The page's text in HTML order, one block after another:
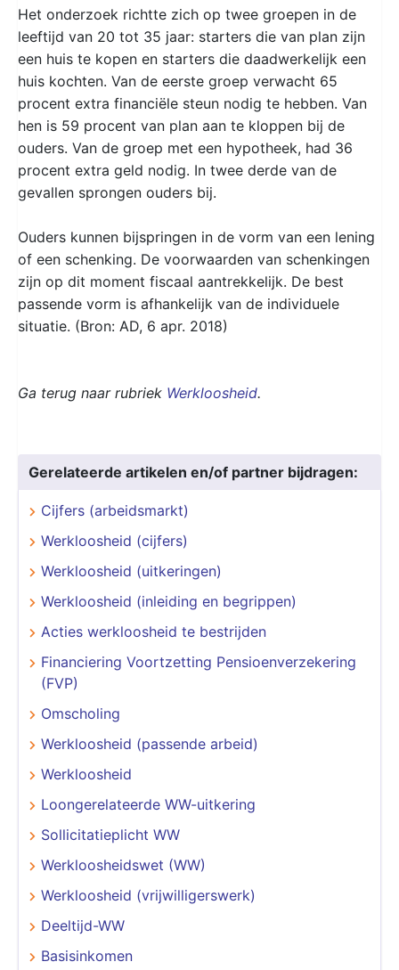
Het onderzoek richtte zich op twee groepen in de
leeftijd van 20 tot 35 jaar: starters die van plan zijn
een huis te kopen en starters die daadwerkelijk een
huis kochten. Van de eerste groep verwacht 65
procent extra financiële steun nodig te hebben. Van
hen is 59 procent van plan aan te kloppen bij de
ouders. Van de groep met een hypotheek, had 36
procent extra geld nodig. In twee derde van de
gevallen sprongen ouders bij.
Ouders kunnen bijspringen in de vorm van een lening
of een schenking. De voorwaarden van schenkingen
zijn op dit moment fiscaal aantrekkelijk. De best
passende vorm is afhankelijk van de individuele
situatie. (Bron: AD, 6 apr. 2018)
Ga terug naar rubriek Werkloosheid.
Gerelateerde artikelen en/of partner bijdragen:
Cijfers (arbeidsmarkt)
Werkloosheid (cijfers)
Werkloosheid (uitkeringen)
Werkloosheid (inleiding en begrippen)
Acties werkloosheid te bestrijden
Financiering Voortzetting Pensioenverzekering
(FVP)
Omscholing
Werkloosheid (passende arbeid)
Werkloosheid
Loongerelateerde WW-uitkering
Sollicitatieplicht WW
Werkloosheidswet (WW)
Werkloosheid (vrijwilligerswerk)
Deeltijd-WW
Basisinkomen